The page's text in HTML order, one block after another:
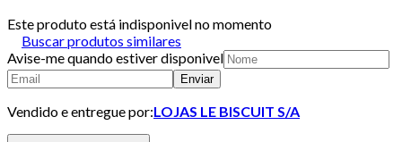
Este produto está indisponivel no momento
Buscar produtos similares
Avise-me quando estiver disponivel
Enviar
Vendido e entregue por:LOJAS LE BISCUIT S/A